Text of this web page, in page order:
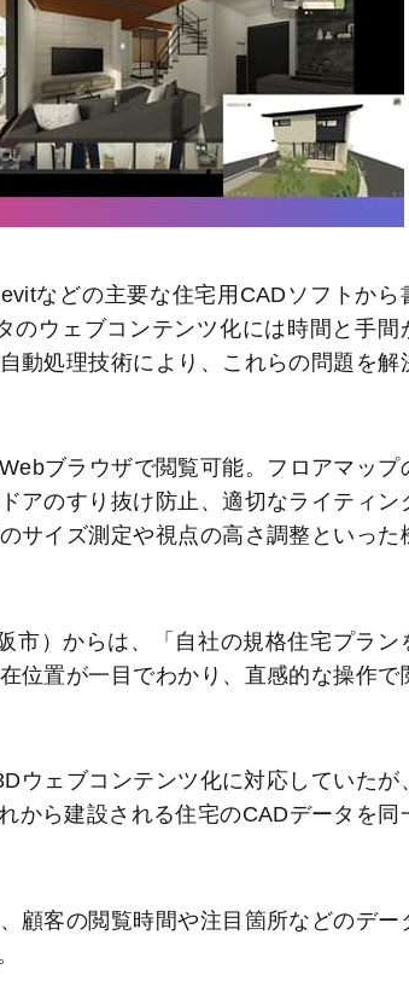
などの主要な住宅用CADソフトから
のウェブコンテンツ化には時間と手間
動処理技術により、これらの問題を解
ブラウザで閲覧可能。フロアマップ
アのすり抜け防止、適切なライティン
サイズ測定や視点の高さ調整といった
市）からは、「自社の規格住宅プラン
位置が一目でわかり、直感的な操作で
ウェブコンテンツ化に対応していたが
から建設される住宅のCADデータを同
顧客の閲覧時間や注目箇所などのデー